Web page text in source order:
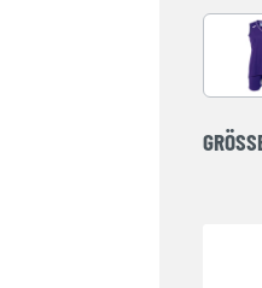
GRÖSSE